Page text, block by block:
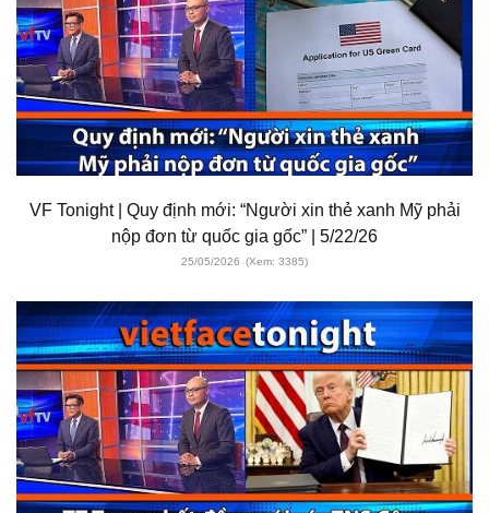
VF Tonight | Quy định mới: “Người xin thẻ xanh Mỹ phải
nộp đơn từ quốc gia gốc” | 5/22/26
25/05/2026 (Xem: 3385)